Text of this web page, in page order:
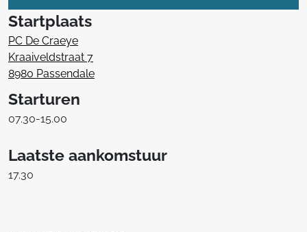
Startplaats
PC De Craeye
Kraaiveldstraat 7
8980 Passendale
Starturen
07.30-15.00
Laatste aankomstuur
17.30